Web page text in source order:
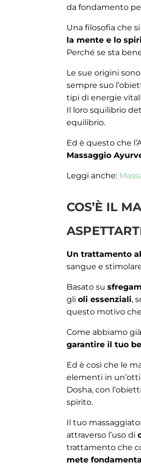
da fondamento
Una filosofia che
la mente e lo
Perché se sta
Le sue origini
sempre suo
tipi di energie
Il loro squilibrio
equilibrio.
Ed è questo che
Massaggio
Leggi anche:
COS’È IL
Un trattamento
sangue e
Basato su
glioli essenziali,
questo motivo
Come abbiamo
garantire il tuo
Ed è così che le
elementi in
Dosha, con
spirito.
Il tuo
attraverso l’uso di
trattamento che
mete